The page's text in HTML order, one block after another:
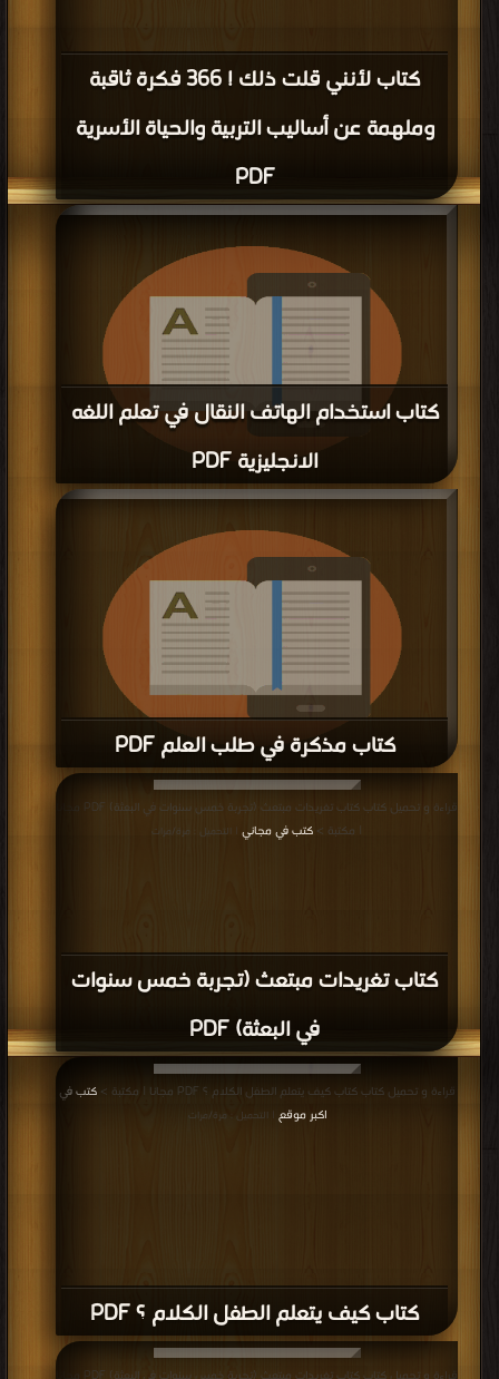
كتاب لأنني قلت ذلك ! 366 فكرة ثاقبة
وملهمة عن أساليب التربية والحياة الأسرية
PDF
كتاب استخدام الهاتف النقال في تعلم اللغه
الانجليزية PDF
قراءة و تحميل كتاب كتاب استخدام الهاتف النقال في تعلم اللغه الانجليزية PDF مجانا
كتب في احلى| التحميل : مرة/مرات
كتاب مذكرة في طلب العلم PDF
قراءة و تحميل كتاب كتاب مذكرة في طلب العلم PDF مجانا | مكتبة >
كتب في اكبر
موقع| التحميل : مرة/مرات
كتاب تغريدات مبتعث (تجربة خمس سنوات
في البعثة) PDF
| مكتبة > كتب في مجاني | التحميل : مرة/مرات
كتاب كيف يتعلم الطفل الكلام ؟ PDF
قراءة و تحميل كتاب كتاب كيف يتعلم الطفل الكلام ؟ PDF مجانا | مكتبة >
كتب في
اكبر موقع
| التحميل : مرة/مرات